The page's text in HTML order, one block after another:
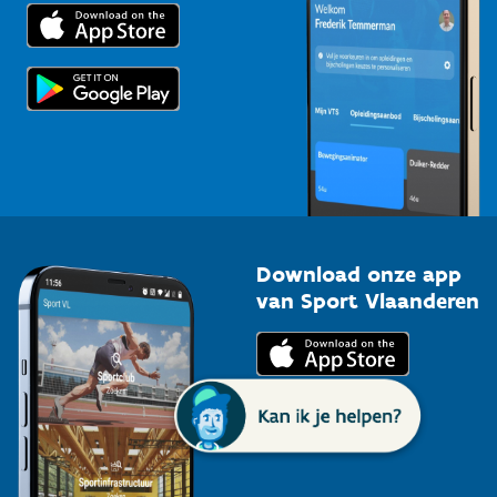
Trainers en begeleiders
Topsporters
Voor de pers
Download onze app
van Sport Vlaanderen